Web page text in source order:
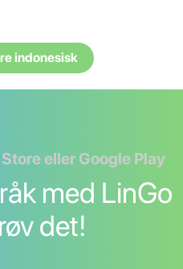
indonesisk
eller Google Play
med LinGo
det!